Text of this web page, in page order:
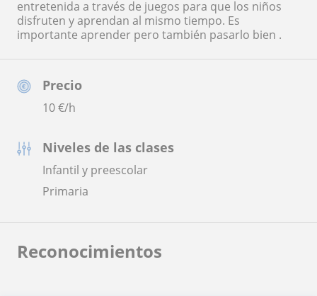
Precio
10€/h
Niveles de las clases
Infantil y preescolar
Primaria
entretenida a través de juegos para que los niños
disfruten y aprendan al mismo tiempo. Es
importante aprender pero también pasarlo bien .
Reconocimientos